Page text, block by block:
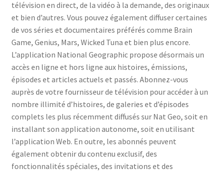
télévision en direct, de la vidéo à la demande, des originaux
et bien d’autres. Vous pouvez également diffuser certaines
de vos séries et documentaires préférés comme Brain
Game, Genius, Mars, Wicked Tuna et bien plus encore.
L’application National Geographic propose désormais un
accès en ligne et hors ligne aux histoires, émissions,
épisodes et articles actuels et passés. Abonnez-vous
auprès de votre fournisseur de télévision pour accéder à un
nombre illimité d’histoires, de galeries et d’épisodes
complets les plus récemment diffusés sur Nat Geo, soit en
installant son application autonome, soit en utilisant
l’application Web. En outre, les abonnés peuvent
également obtenir du contenu exclusif, des
fonctionnalités spéciales, des invitations et des